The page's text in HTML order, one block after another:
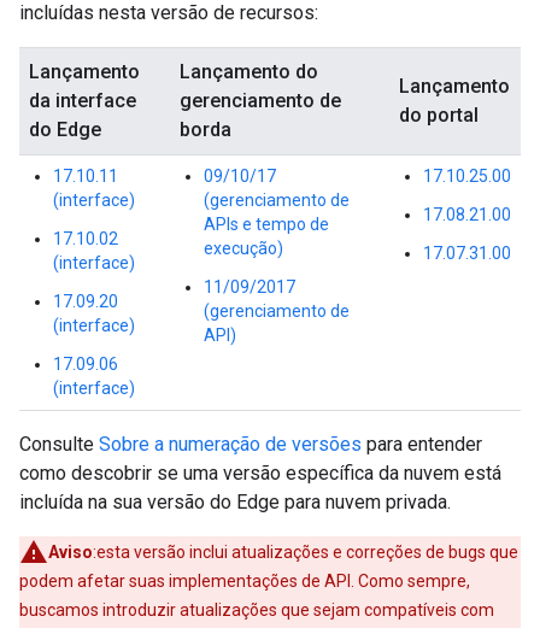
incluídas nesta versão de recursos:
Lançamento
da interface
do Edge
Lançamento do
gerenciamento de
borda
Lançamento
do portal
17.10.11
(interface)
17.10.02
(interface)
17.09.20
(interface)
17.09.06
(interface)
09/10/17
(gerenciamento de
APIs e tempo de
execução)
11/09/2017
(gerenciamento de
API)
17.10.25.00
17.08.21.00
17.07.31.00
Consulte Sobre a numeração de versões para entender
como descobrir se uma versão específica da nuvem está
incluída na sua versão do Edge para nuvem privada.
Aviso:esta versão inclui atualizações e correções de bugs que
podem afetar suas implementações de API. Como sempre,
buscamos introduzir atualizações que sejam compatíveis com